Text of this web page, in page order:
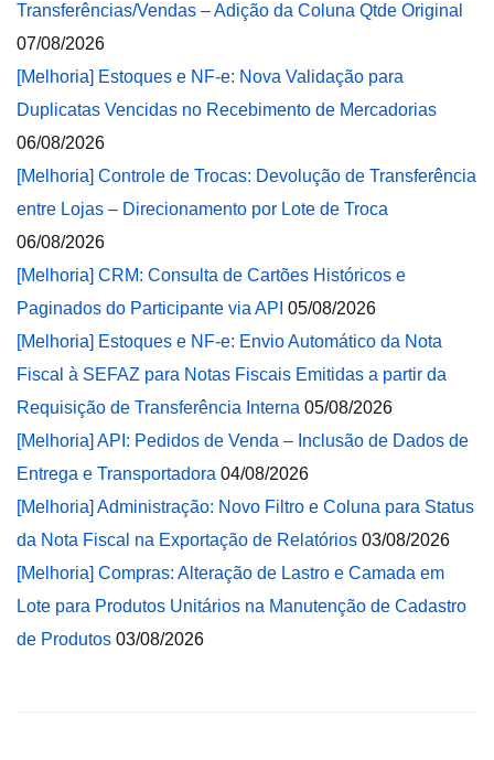
Transferências/Vendas – Adição da Coluna Qtde Original
07/08/2026
[Melhoria] Estoques e NF-e: Nova Validação para
Duplicatas Vencidas no Recebimento de Mercadorias
06/08/2026
[Melhoria] Controle de Trocas: Devolução de Transferência
entre Lojas – Direcionamento por Lote de Troca
06/08/2026
[Melhoria] CRM: Consulta de Cartões Históricos e
Paginados do Participante via API 05/08/2026
[Melhoria] Estoques e NF-e: Envio Automático da Nota
Fiscal à SEFAZ para Notas Fiscais Emitidas a partir da
Requisição de Transferência Interna 05/08/2026
[Melhoria] API: Pedidos de Venda – Inclusão de Dados de
Entrega e Transportadora 04/08/2026
[Melhoria] Administração: Novo Filtro e Coluna para Status
da Nota Fiscal na Exportação de Relatórios 03/08/2026
[Melhoria] Compras: Alteração de Lastro e Camada em
Lote para Produtos Unitários na Manutenção de Cadastro
de Produtos 03/08/2026